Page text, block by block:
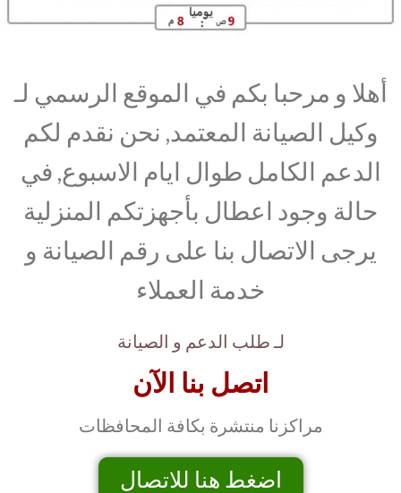
أهلا و مرحبا بكم في الموقع الرسمي لـ
وكيل الصيانة المعتمد, نحن نقدم لكم
الدعم الكامل طوال ايام الاسبوع, في
حالة وجود اعطال بأجهزتكم المنزلية
يرجى الاتصال بنا على رقم الصيانة و
خدمة العملاء
لـ طلب الدعم و الصيانة
اتصل بنا الآن
مراكزنا منتشرة بكافة المحافظات
اضغط هنا للاتصال